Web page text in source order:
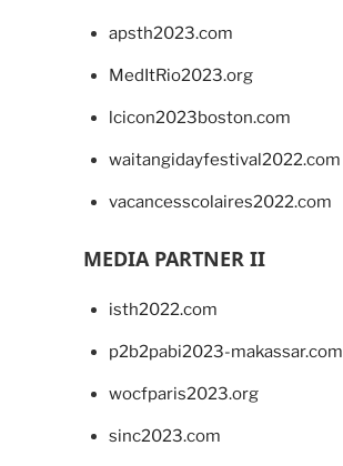
apsth2023.com
MedItRio2023.org
lcicon2023boston.com
waitangidayfestival2022.com
vacancesscolaires2022.com
MEDIA PARTNER II
isth2022.com
p2b2pabi2023-makassar.com
wocfparis2023.org
sinc2023.com